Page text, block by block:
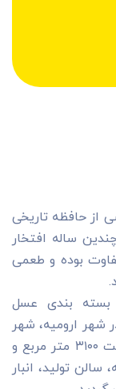
از حافظه تاریخی
ساله افتخار
بوده و طعمی
بسته بندی عسل
به همت احمد بدلی در سال ۱۳۹۲ در شهر ارومیه، شهر
گلهای خوش بو سرسبز، در فضایی به مساحت ۳۱۰۰ متر مربع و
سالن تولید، انبار